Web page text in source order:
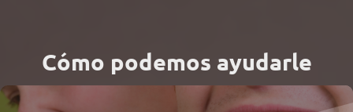
Cómo podemos ayudarle